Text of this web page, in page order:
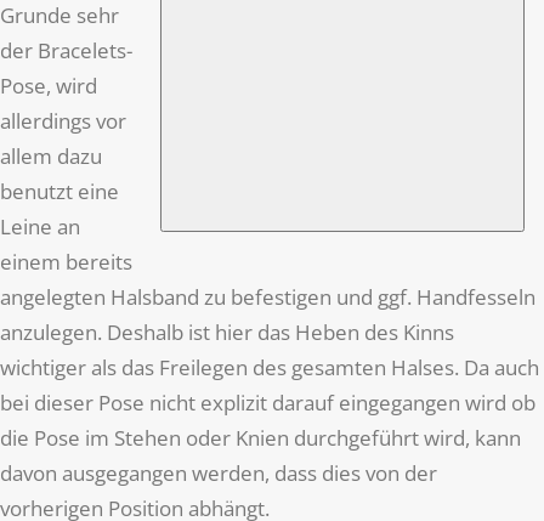
Grunde sehr
der Bracelets-
Pose, wird
allerdings vor
allem dazu
benutzt eine
Leine an
einem bereits
angelegten Halsband zu befestigen und ggf. Handfesseln
anzulegen. Deshalb ist hier das Heben des Kinns
wichtiger als das Freilegen des gesamten Halses. Da auch
bei dieser Pose nicht explizit darauf eingegangen wird ob
die Pose im Stehen oder Knien durchgeführt wird, kann
davon ausgegangen werden, dass dies von der
vorherigen Position abhängt.